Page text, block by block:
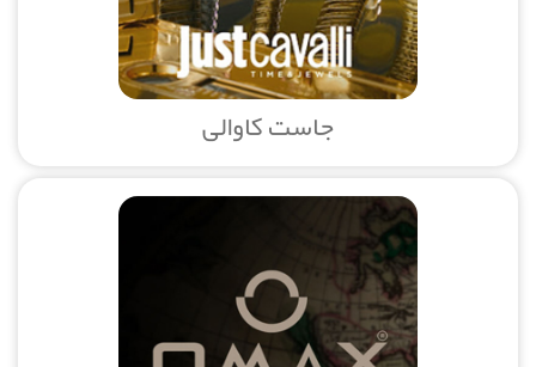
جاست کاوالی